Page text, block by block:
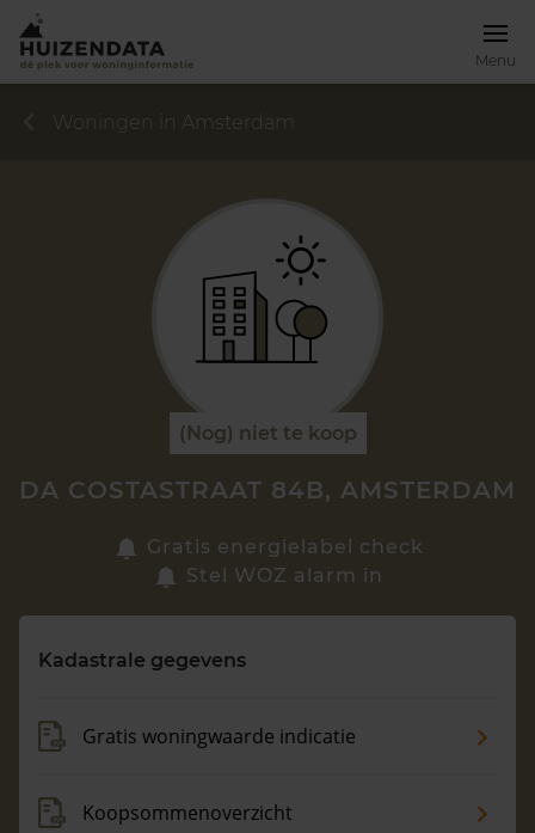
Menu
Zoek een woning
Maandag t/m vrijdag - 08:00 -18:00
Woningen in Amsterdam
(Nog) niet te koop
DA COSTASTRAAT 84B, AMSTERDAM
Gratis energielabel check
Stel WOZ alarm in
Kadastrale gegevens
Gratis woningwaarde indicatie
Koopsommenoverzicht